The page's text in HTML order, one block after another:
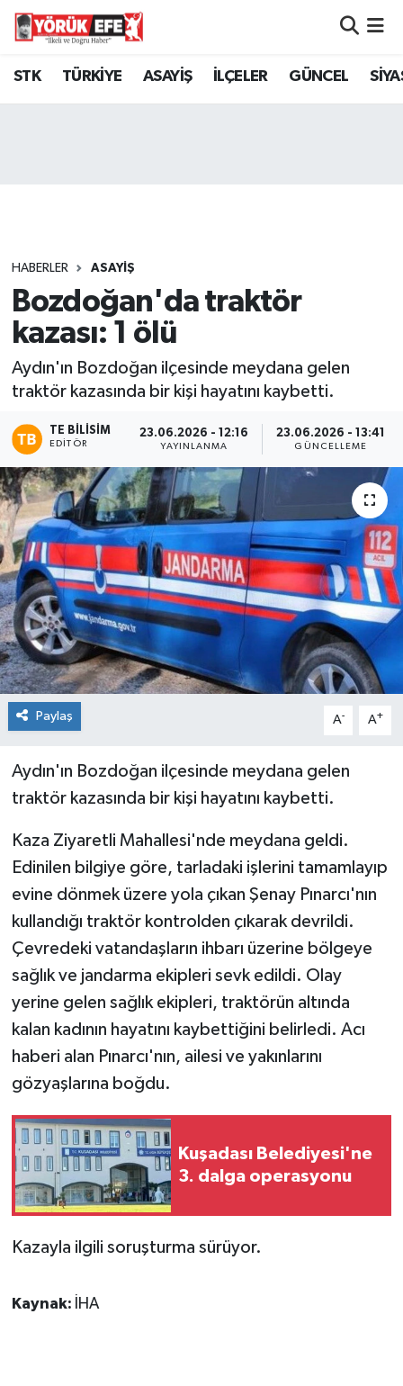
STK TÜRKİYE ASAYİŞ İLÇELER GÜNCEL
HABERLER ASAYİŞ
Bozdoğan'da traktör
kazası: 1 ölü
Aydın'ın Bozdoğan ilçesinde meydana gelen
traktör kazasında bir kişi hayatını kaybetti.
TE BILISIM
EDITÖR
23.06.2026 - 12:16
YAYINLANMA
23.06.2026 - 13:41
GÜNCELLEME
Paylaş A- A+
Aydın'ın Bozdoğan ilçesinde meydana gelen
traktör kazasında bir kişi hayatını kaybetti.
Kaza Ziyaretli Mahallesi'nde meydana geldi.
Edinilen bilgiye göre, tarladaki işlerini tamamlayıp
evine dönmek üzere yola çıkan Şenay Pınarcı'nın
kullandığı traktör kontrolden çıkarak devrildi.
Çevredeki vatandaşların ihbarı üzerine bölgeye
sağlık ve jandarma ekipleri sevk edildi. Olay
yerine gelen sağlık ekipleri, traktörün altında
kalan kadının hayatını kaybettiğini belirledi. Acı
haberi alan Pınarcı'nın, ailesi ve yakınlarını
gözyaşlarına boğdu.
Kuşadası Belediyesi'ne
3. dalga operasyonu
Kazayla ilgili soruşturma sürüyor.
Kaynak: İHA
Aydın Nöbetçi Eczaneler
Tüm Manşetler
Son Dakika Haberleri
Haber Arşivi